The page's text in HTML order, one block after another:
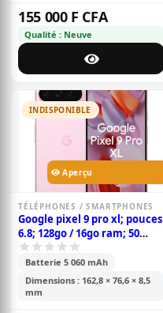
155 000 F CFA
Qualité : Neuve
INDISPONIBLE
Aperçu
TÉLÉPHONES / SMARTPHONES
Google pixel 9 pro xl; pouces
6.8; 128go / 16go ram; 50
mp+48 mp+48 mp / 42 mp; 5
060 mah; garantie 6 mois;
Batterie 5 060 mAh
Dimensions : 162,8 × 76,6 × 8,5
mm